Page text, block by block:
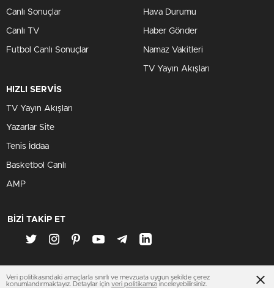
Canlı Sonuçlar
Canlı TV
Futbol Canlı Sonuçlar
Hava Durumu
Haber Gönder
Namaz Vakitleri
TV Yayın Akışları
HIZLI SERVİS
TV Yayın Akışları
Yazarlar Site
Tenis İddaa
Basketbol Canlı
AMP
BİZİ TAKİP ET
www.rizesondakika.org
Veri politikasındaki amaçlarla sınırlı ve mevzuata uygun şekilde çerez
konumlandırmaktayız. Detaylar için veri politikamızı inceleyebilirsiniz.